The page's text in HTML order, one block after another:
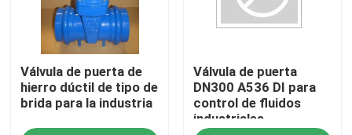
Válvula de puerta de
hierro dúctil de tipo de
brida para la industria
Válvula de puerta
DN300 A536 DI para
control de fluidos
industriales